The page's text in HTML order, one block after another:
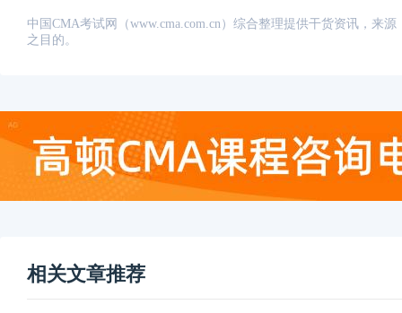
中国CMA考试网（www.cma.com.cn）综合整理提供干货资讯，来
之目的。
相关文章推荐